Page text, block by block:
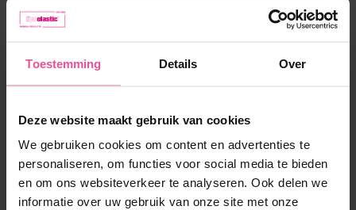
Toestemming Details Over
Deze website maakt gebruik van cookies
We gebruiken cookies om content en advertenties te
personaliseren, om functies voor social media te bieden
en om ons websiteverkeer te analyseren. Ook delen we
informatie over uw gebruik van onze site met onze
Lees volledig artikel